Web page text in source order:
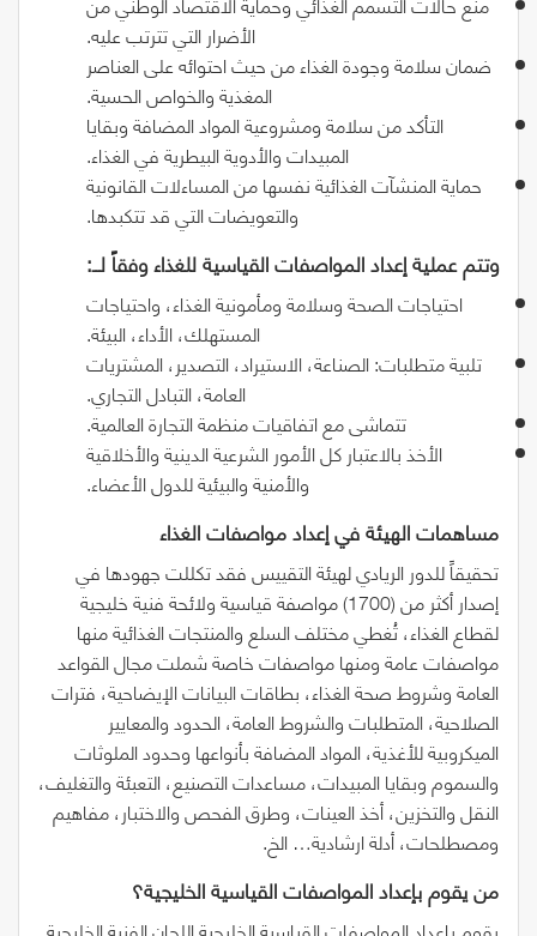
الأضرار التي تترتب عليه.
ضمان سلامة وجودة الغذاء من حيث احتوائه على العناصر
المغذية والخواص الحسية.
التأكد من سلامة ومشروعية المواد المضافة وبقايا
المبيدات والأدوية البيطرية في الغذاء.
حماية المنشآت الغذائية نفسها من المساءلات القانونية
والتعويضات التي قد تتكبدها.
وتتم‭ ‬عملية‭ ‬إعداد‭ ‬المواصفات‭ ‬القياسية‭ ‬للغذاء‭ ‬وفقاً‭ ‬لــ‭:‬
احتياجات الصحة وسلامة ومأمونية الغذاء، واحتياجات
المستهلك، الأداء، البيئة.
تلبية متطلبات: الصناعة، الاستيراد، التصدير، المشتريات
العامة، التبادل التجاري.
تتماشى مع اتفاقيات منظمة التجارة العالمية.
الأخذ بالاعتبار كل الأمور الشرعية الدينية والأخلاقية
والأمنية والبيئية للدول الأعضاء.
مساهمات‭ ‬الهيئة‭ ‬في‭ ‬إعداد‭ ‬مواصفات‭ ‬الغذاء
تحقيقاً للدور الريادي لهيئة التقييس فقد تكللت جهودها في
إصدار أكثر من(1700)
مواصفة قياسية ولائحة فنية خليجية
لقطاع الغذاء، تُغطي مختلف السلع والمنتجات الغذائية منها
مواصفات عامة ومنها مواصفات خاصة شملت مجال القواعد
العامة وشروط صحة الغذاء، بطاقات البيانات الإيضاحية، فترات
الصلاحية، المتطلبات والشروط العامة، الحدود والمعايير
الميكروبية للأغذية، المواد المضافة بأنواعها وحدود الملوثات
والسموم وبقايا المبيدات، مساعدات التصنيع، التعبئة والتغليف،
النقل والتخزين، أخذ العينات، وطرق الفحص والاختبار، مفاهيم
ومصطلحات، أدلة ارشادية… الخ.
من‭ ‬يقوم‭ ‬بإعداد‭ ‬المواصفات‭ ‬القياسية‭ ‬الخليجية؟